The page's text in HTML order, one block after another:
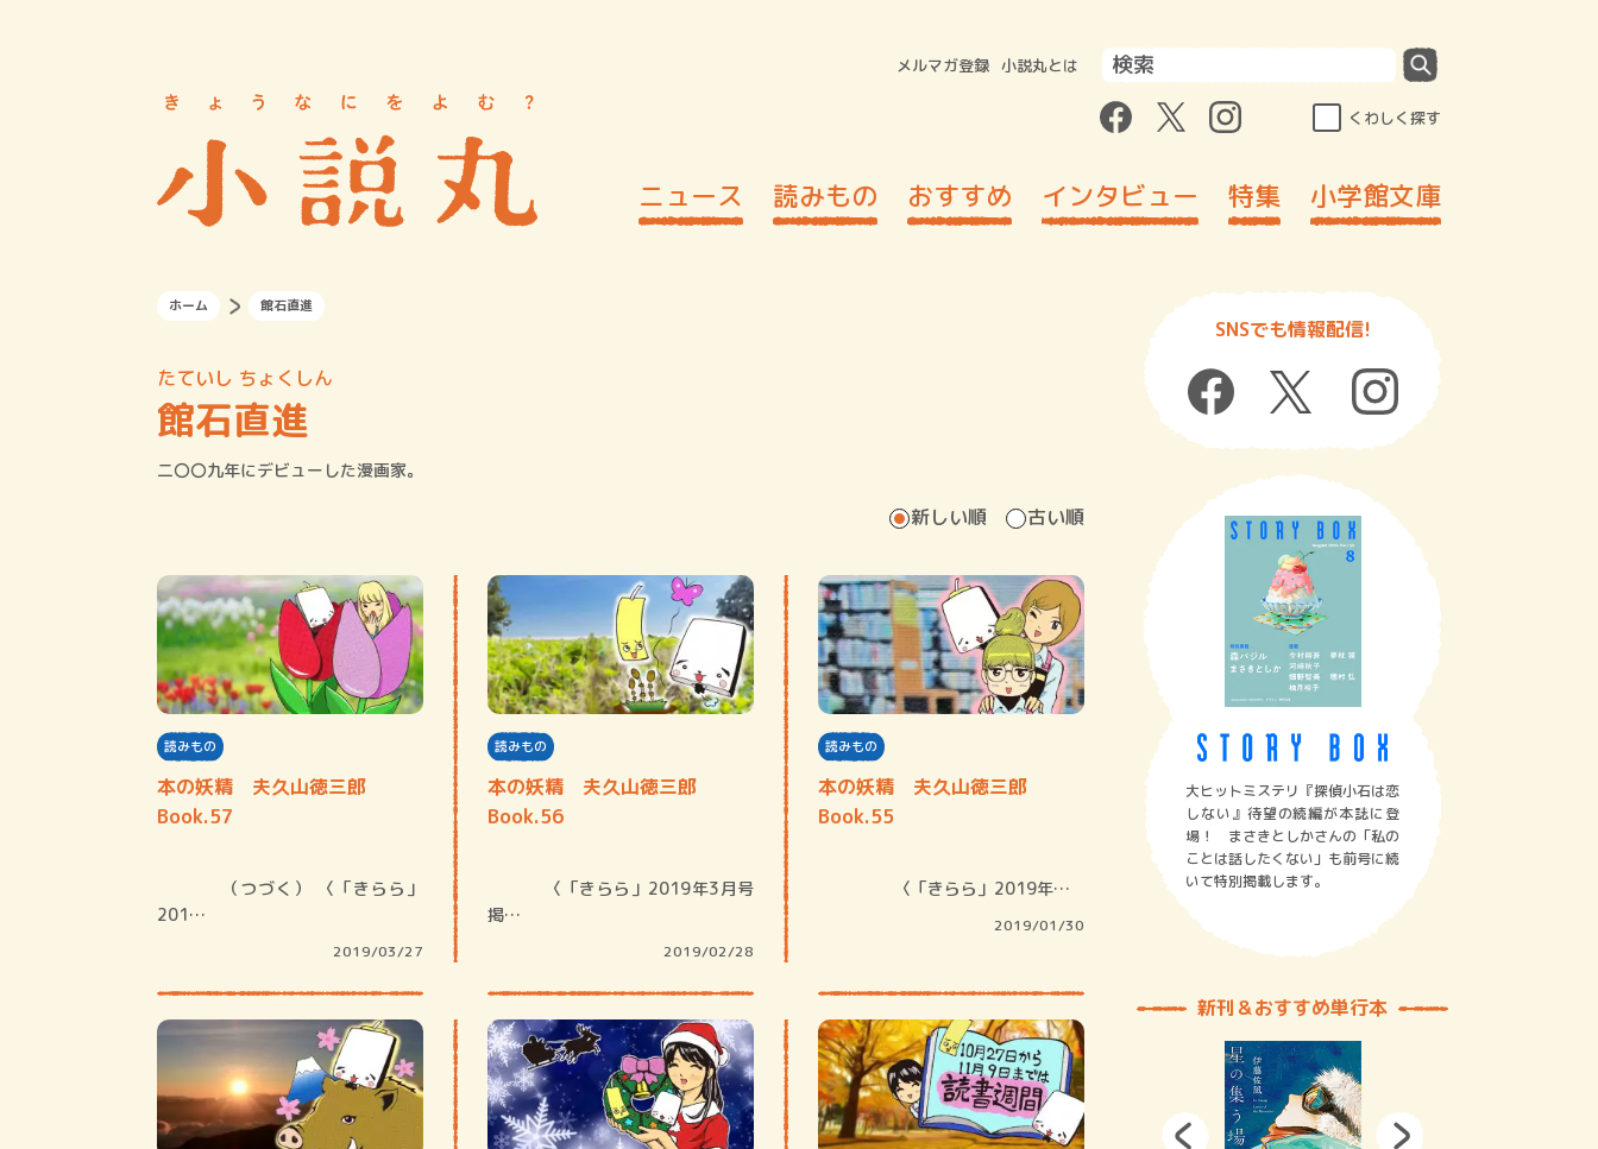
メルマガ登録 小説丸とは
くわしく探す
ニュース 読みもの おすすめ インタビュー 特集 小学館文庫
ホーム 館石直進
たていし ちょくしん
館石直進
二〇〇九年にデビューした漫画家。
新しい順 古い順
読みもの
本の妖精 夫久山徳三郎
Book.57
201…
2019/03/27
読みもの
本の妖精 夫久山徳三郎
Book.56
掲…
2019/02/28
読みもの
本の妖精 夫久山徳三郎
Book.55
〈「きらら」2019年…
2019/01/30
SNSでも情報配信!
大ヒットミステリ『探偵小石は恋
しない』待望の続編が本誌に登
場！ まさきとしかさんの「私の
ことは話したくない」も前号に続
いて特別掲載します。
新刊＆おすすめ単行本